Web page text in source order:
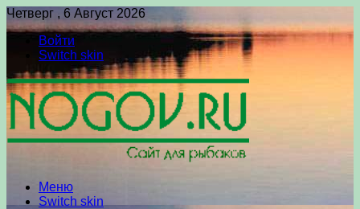
Четверг , 6 Август 2026
Войти
Switch skin
Меню
Switch skin